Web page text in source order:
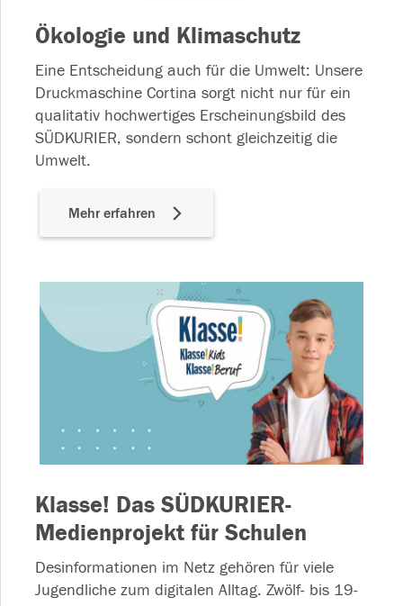
Ökologie und Klimaschutz
Eine Entscheidung auch für die Umwelt: Unsere
Druckmaschine Cortina sorgt nicht nur für ein
qualitativ hochwertiges Erscheinungsbild des
SÜDKURIER, sondern schont gleichzeitig die
Umwelt.
Mehr erfahren
Klasse! Das SÜDKURIER-
Medienprojekt für Schulen
Desinformationen im Netz gehören für viele
Jugendliche zum digitalen Alltag. Zwölf- bis 19-